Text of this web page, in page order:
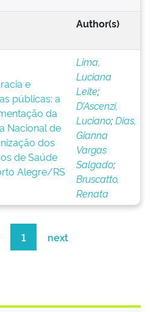
Author(s)
e
públicas: a
da
Nacional de
dos
de Saúde
Alegre/RS
Lima,
Luciana
Leite;
D’Ascenzi,
Luciano;Dias,
Gianna
Vargas
Salgado;
Bruscatto,
Renata
1 next